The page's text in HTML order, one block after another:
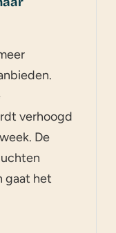
verhoogd
De
gaat het